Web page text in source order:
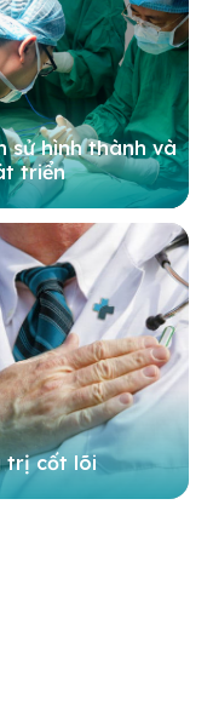
sử hình thành và
triển
trị cốt lõi